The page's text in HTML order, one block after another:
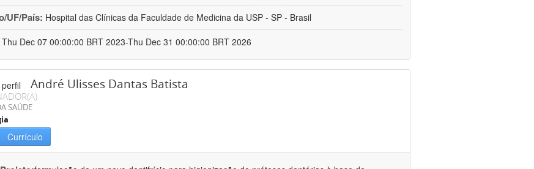
UF/País: Hospital das Clínicas da Faculdade de Medicina da USP - SP - Brasil
Thu Dec 07 00:00:00 BRT 2023-Thu Dec 31 00:00:00 BRT 2026
André Ulisses Dantas Batista
SAÚDE
Currículo